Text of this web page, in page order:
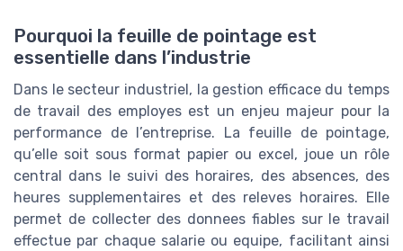
Pourquoi la feuille de pointage est
essentielle dans l’industrie
Dans le secteur industriel, la gestion efficace du temps
de travail des employes est un enjeu majeur pour la
performance de l’entreprise. La feuille de pointage,
qu’elle soit sous format papier ou excel, joue un rôle
central dans le suivi des horaires, des absences, des
heures supplementaires et des releves horaires. Elle
permet de collecter des donnees fiables sur le travail
effectue par chaque salarie ou equipe, facilitant ainsi